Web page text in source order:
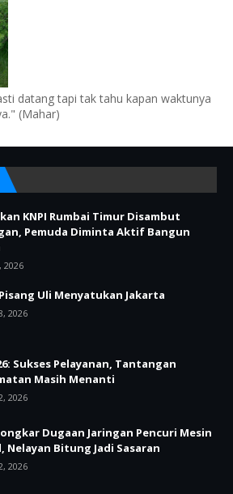
datang tapi tak tahu kapan waktunya
(Mahar)
KNPI Rumbai Timur Disambut
Pemuda Diminta Aktif Bangun
2026
Uli Menyatukan Jakarta
2026
Sukses Pelayanan, Tantangan
Masih Menanti
2026
Dugaan Jaringan Pencuri Mesin
Nelayan Bitung Jadi Sasaran
2026